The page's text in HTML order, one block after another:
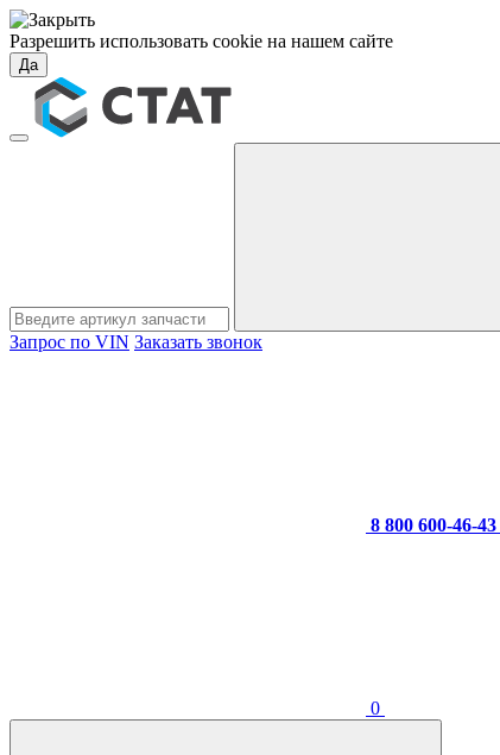
Разрешить использовать cookie на нашем сайте
Да
Запрос по VIN Заказать звонок
8 800 600-46-43
0